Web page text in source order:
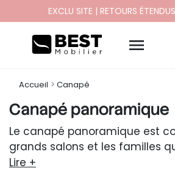
PAYEZ EN 10X ET 12X

Accueil Canapé
Canapé panoramique
Le canapé panoramique est
grands salons et les familles
un maximum de places
Lire +